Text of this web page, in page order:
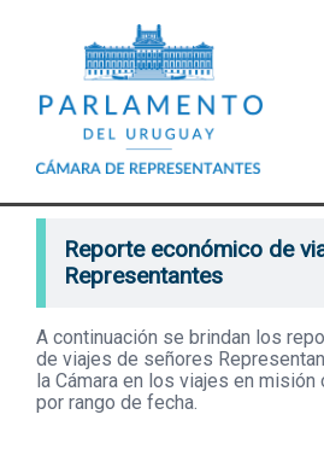
Reporte económico de
Representantes
A continuación se brindan los
de viajes de señores
la Cámara en los viajes en
por rango de fecha.